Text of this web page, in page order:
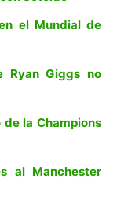
el Mundial de
Ryan Giggs no
la Champions
al Manchester